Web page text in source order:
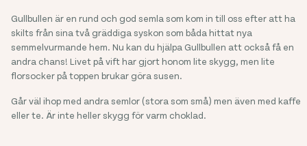
Gullbullen är en rund och god semla som kom in till oss efter att ha
skilts från sina två gräddiga syskon som båda hittat nya
semmelvurmande hem. Nu kan du hjälpa Gullbullen att också få en
andra chans! Livet på vift har gjort honom lite skygg, men lite
florsocker på toppen brukar göra susen.
Går väl ihop med andra semlor (stora som små) men även med kaffe
eller te. Är inte heller skygg för varm choklad.